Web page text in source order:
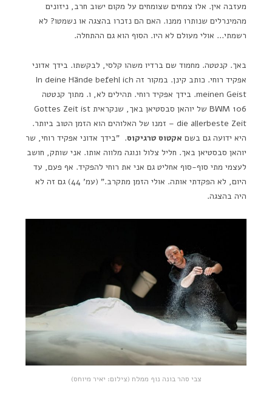
מעזבה אין. אלו צמחים שצומחים על מקום ישוב חרב, ניזונים
מהמינרלים שנותרו ממנו. האם הם נזכרו בהצגה או נשמטו? לא
רשמתי… אולי מעולם לא היו. הסוף הוא גם ההתחלה.
באך. קנטטה. מחמוד שם ברדיו משהו קלסי, לבקשתו. בידך אדוני
אפקיד רוחי. כותב קינן. במקור זה In deine Hände befehl ich
meinen Geist. בידך אפקיד רוחי. תהילים לא, ו. מתוך קנטטה
BWM 106 של יוהאן סבסטיאן באך, שנקראית Gottes Zeit ist
die allerbeste Zeit – זמנו של האלוהים הוא הזמן הטוב ביותר.
היא ידועה גם בשם אקטוס טרגיקוס. "בידך אדוני אפקיד רוחי, שר
יוהאן סבסטיאן באך. חליל צלול ונוגה מלווה אותו. אני שותק, חושב
לעצמי מתי סוף-סוף אחליט גם אני את רוחי להפקיד. אף פעם, עד
היום, לא הפקדתי אותה. אולי הזמן מתקרב." (עמ' 44) גם זה לא
היה בהצגה.
צבי סהר בונה נוף ממלח (צילום: יאיר מיוחס)